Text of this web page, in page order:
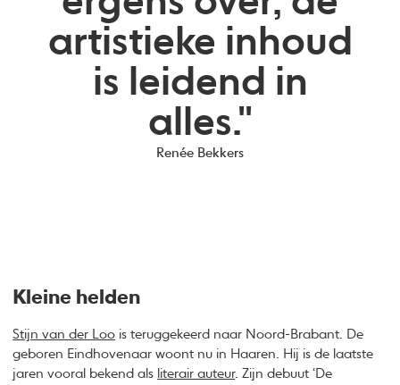
artistieke inhoud
is leidend in
alles."
Renée Bekkers
Kleine helden
Stijn van der Loo is teruggekeerd naar Noord-Brabant. De
geboren Eindhovenaar woont nu in Haaren. Hij is de laatste
jaren vooral bekend als literair auteur. Zijn debuut ‘De